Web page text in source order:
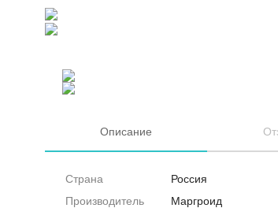
Описание
Страна
Россия
Производитель
Маргроид